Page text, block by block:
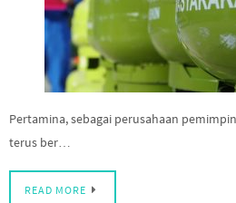
Pertamina, sebagai perusahaan
terus ber…
READ MORE